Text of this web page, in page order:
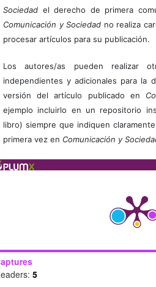
Sociedadel derecho de primera
Comunicación y Sociedad no realiza
procesar artículos para su publicación.
Los autores/as pueden realizar
independientes y adicionales para la
versión del artículo publicado en
ejemplo incluirlo en un repositorio
libro) siempre que indiquen
primera vez en Comunicación y
5